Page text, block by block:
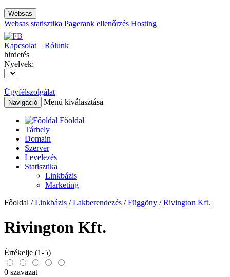
Websas
Websas statisztika Pagerank ellenőrzés Hosting
Kapcsolat
Rólunk
hirdetés
Nyelvek:
Ügyfélszolgálat
Navigáció Menü kiválasztása
Főoldal
Tárhely
Domain
Szerver
Levelezés
Statisztika
Linkbázis
Marketing
Főoldal /Linkbázis /Lakberendezés /Függöny /Rivington Kft.
Rivington Kft.
Értékelje (1-5)
0 szavazat